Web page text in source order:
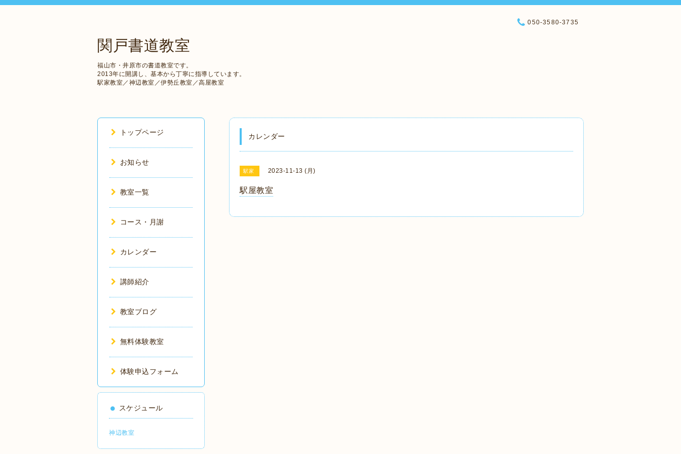
関戸書道教室
福山市・井原市の書道教室です。
2013年に開講し、基本から丁寧に指導しています。
駅家教室／神辺教室／伊勢丘教室／高屋教室
050-3580-3735
カレンダー
駅家 2023-11-13 (月)
駅屋教室
トップページ
お知らせ
教室一覧
コース・月謝
カレンダー
講師紹介
教室ブログ
無料体験教室
体験申込フォーム
スケジュール
神辺教室